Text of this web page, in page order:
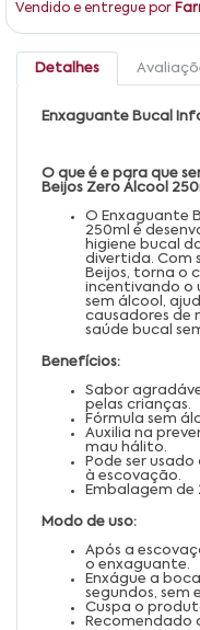
Vendido e entregue por
Detalhes
Enxaguante Bucal
O que é e para que
Beijos Zero Álcool
O Enxaguante
250ml é
higiene bucal
divertida. Com
Beijos, torna o
incentivando o
sem álcool,
causadores de
saúde bucal
Benefícios:
Sabor
pelas crianças.
Fórmula sem
Auxilia na
mau hálito.
Pode ser
à escovação.
Embalagem
Modo de uso:
Após a
o enxaguante.
Enxágue a
segundos, sem
Cuspa o
Recomendado